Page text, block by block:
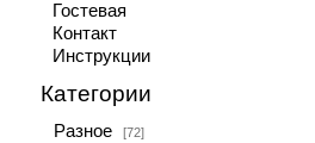
Гостевая
Контакт
Инструкции
Категории
Разное [72]